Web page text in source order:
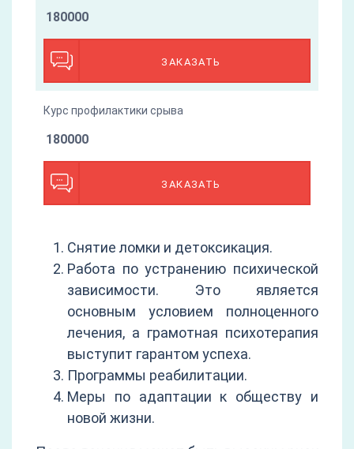
ЗАКАЗАТЬ
180000
Курс профилактики срыва
ЗАКАЗАТЬ
180000
Снятие ломки и детоксикация.
Работа по устранению психической
зависимости. Это является
основным условием полноценного
лечения, а грамотная психотерапия
выступит гарантом успеха.
Программы реабилитации.
Меры по адаптации к обществу и
новой жизни.